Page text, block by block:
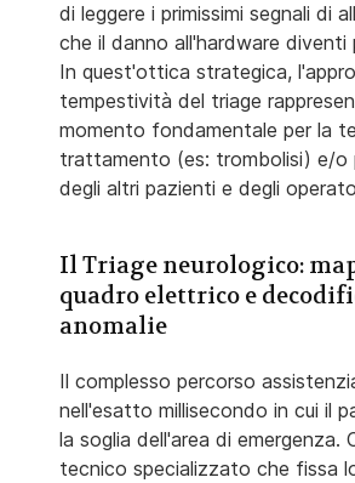
di leggere i primissimi segnali di
che il danno all'hardware diventi
In quest'ottica strategica,
tempestività del triage
momento fondamentale per la
trattamento (es: trombolisi) e/o
degli altri pazienti e degli
Il Triage neurologico:
quadro elettrico e
anomalie
Il complesso percorso
nell'esatto millisecondo in cui il
la soglia dell'area di emergenza.
tecnico specializzato che fissa